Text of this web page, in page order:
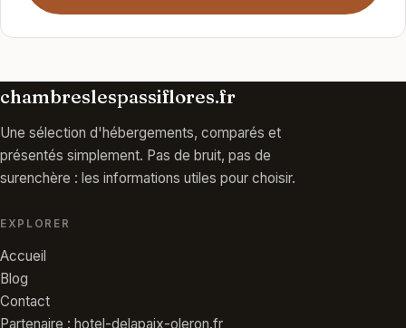
chambreslespassiflores.fr
Une sélection d'hébergements, comparés et
présentés simplement. Pas de bruit, pas de
surenchère : les informations utiles pour choisir.
EXPLORER
Accueil
Blog
Contact
Partenaire : hotel-delapaix-oleron.fr